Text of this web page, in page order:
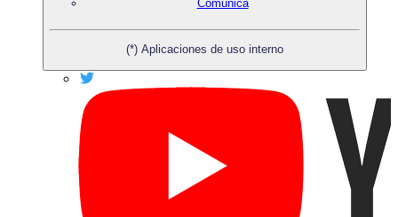
Comunica
(*) Aplicaciones de uso interno